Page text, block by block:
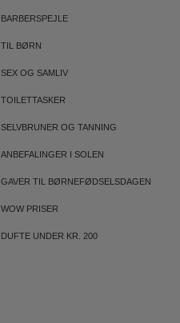
BARBERSPEJLE
TIL BØRN
SEX OG SAMLIV
TOILETTASKER
SELVBRUNER OG TANNING
ANBEFALINGER I SOLEN
GAVER TIL BØRNEFØDSELSDAGEN
WOW PRISER
DUFTE UNDER KR. 200